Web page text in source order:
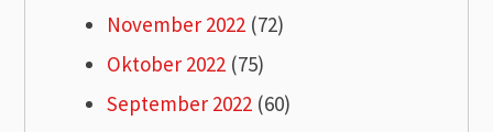
November 2022 (72)
Oktober 2022 (75)
September 2022 (60)